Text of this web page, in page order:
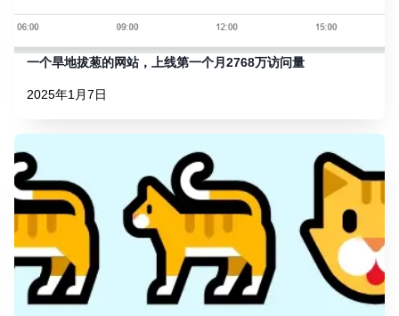
一个旱地拔葱的网站，上线第一个月2768万访问量
2025年1月7日